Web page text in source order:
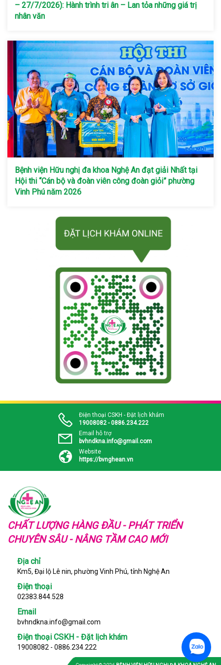
– 27/7/2026): Hành trình tri ân – Lan tỏa những giá trị
nhân văn
Bệnh viện Hữu nghị đa khoa Nghệ An đạt giải Nhất tại
Hội thi “Cán bộ và đoàn viên công đoàn giỏi” phường
Vinh Phú năm 2026
Điện thoại CSKH - Đặt lịch khám
19008082 - 0886.234.222
Email hỗ trợ
bvhndkna.info@gmail.com
Website
https://bvnghean.vn
CHẤT LƯỢNG HÀNG ĐẦU - PHÁT TRIỂN
CHUYÊN SÂU - NÂNG TẦM CAO MỚI
Địa chỉ
Km5, Đại lộ Lê nin, phường Vinh Phú, tỉnh Nghệ An
Điện thoại
02383.844.528
Email
bvhndkna.info@gmail.com
Điện thoại CSKH - Đặt lịch khám
19008082 - 0886.234.222